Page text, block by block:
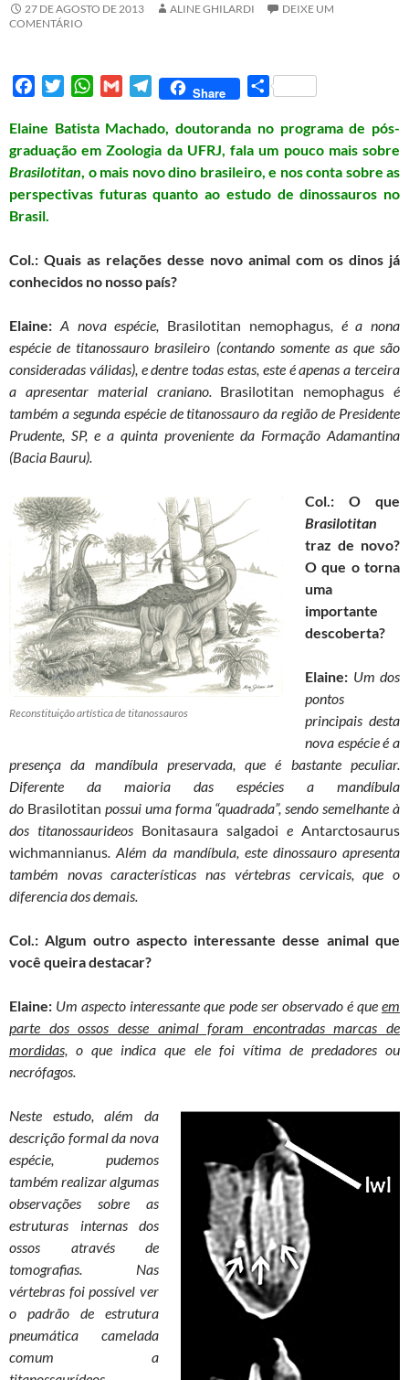
27 DE AGOSTO DE 2013 ALINE GHILARDI
DEIXE UM
COMENTÁRIO
c
e
b
o
o
i
t
t
e
W
a
t
s
A
G
a
i
l
T
l
e
g
r
Share
S
a
r
e
Elaine Batista Machado, doutoranda no programa de pós-
graduação em Zoologia da UFRJ, fala um pouco mais sobre
Brasilotitan, o mais novo dino brasileiro, e nos conta sobre as
perspectivas futuras quanto ao estudo de dinossauros no
Brasil.
Col.: Quais as relações desse novo animal com os dinos já
conhecidos no nosso país?
Elaine: A nova espécie, Brasilotitan nemophagus, é a nona
espécie de titanossauro brasileiro (contando somente as que são
consideradas válidas), e dentre todas estas, este é apenas a terceira
a apresentar material craniano. Brasilotitan nemophagusé
também a segunda espécie de titanossauro da região de Presidente
Prudente, SP, e a quinta proveniente da Formação Adamantina
(Bacia Bauru).
Reconstituição artística de titanossauros
Col.: O que
Brasilotitan
traz de novo?
O que o torna
uma
importante
descoberta?
Elaine: Um dos
pontos
principais desta
nova espécie é a
presença da mandíbula preservada, que é bastante peculiar.
Diferente da maioria das espécies a mandíbula
do Brasilotitan possui uma forma “quadrada”, sendo semelhante à
dos titanossaurideos Bonitasaura salgadoi e Antarctosaurus
wichmannianus. Além da mandíbula, este dinossauro apresenta
também novas características nas vértebras cervicais, que o
diferencia dos demais.
Col.: Algum outro aspecto interessante desse animal que
você queira destacar?
Elaine: Um aspecto interessante que pode ser observado é queem
parte dos ossos desse animal foram encontradas marcas de
mordidas, o que indica que ele foi vítima de predadores ou
necrófagos.
Neste estudo, além da
descrição formal da nova
espécie, pudemos
também realizar algumas
observações sobre as
estruturas internas dos
ossos através de
tomografias. Nas
vértebras foi possível ver
o padrão de estrutura
pneumática camelada
comum a